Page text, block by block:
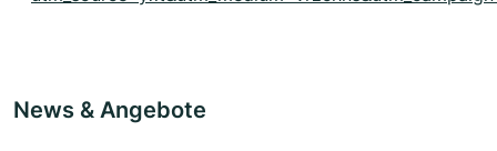
News & Angebote